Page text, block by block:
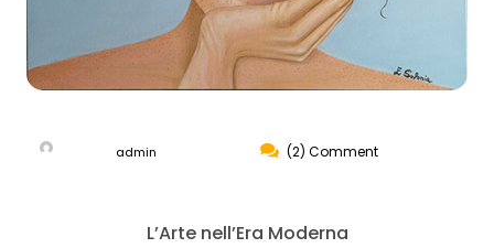
admin (2) Comment
L’Arte nell’Era Moderna